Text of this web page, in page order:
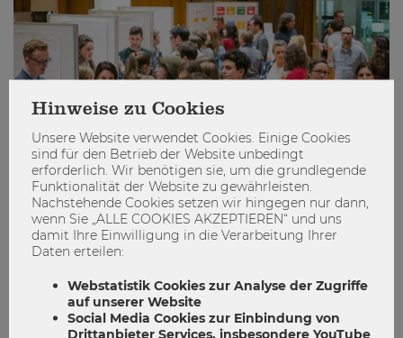
Ihr wollt auch bei der Sustainability
Challenge dabei sein?
Masterstudierende und weit fortgeschrittene
Bachelorstudierende aller Studienrichtungen sind herzlich
Hinweise zu Cookies
Unsere Website verwendet Cookies. Einige Cookies
sind für den Betrieb der Website unbedingt
erforderlich. Wir benötigen sie, um die grundlegende
Funktionalität der Website zu gewährleisten.
Nachstehende Cookies setzen wir hingegen nur dann,
wenn Sie „ALLE COOKIES AKZEPTIEREN“ und uns
damit Ihre Einwilligung in die Verarbeitung Ihrer
Daten erteilen:
Webstatistik Cookies zur Analyse der Zugriffe
auf unserer Website
Social Media Cookies zur Einbindung von
Drittanbieter Services, insbesondere YouTube